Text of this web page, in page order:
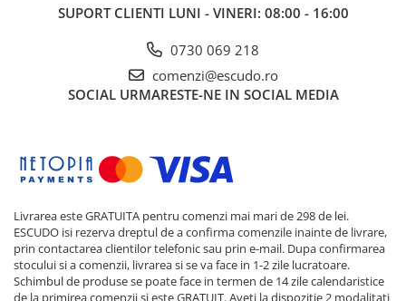
SUPORT CLIENTI LUNI - VINERI: 08:00 - 16:00
0730 069 218
comenzi@escudo.ro
SOCIAL URMARESTE-NE IN SOCIAL MEDIA
Livrarea este GRATUITA pentru comenzi mai mari de 298 de lei.
ESCUDO isi rezerva dreptul de a confirma comenzile inainte de livrare,
prin contactarea clientilor telefonic sau prin e-mail. Dupa confirmarea
stocului si a comenzii, livrarea si se va face in 1-2 zile lucratoare.
Schimbul de produse se poate face in termen de 14 zile calendaristice